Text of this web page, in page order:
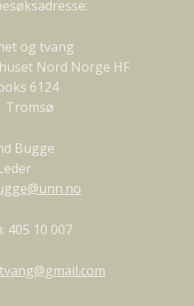
og tvang
Nord Norge HF
6124
Tromsø
Bugge
405 10 007